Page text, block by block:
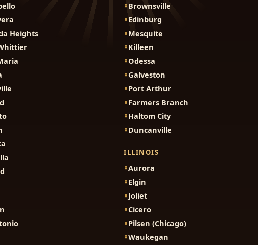
Heights
Brownsville
Edinburg
Mesquite
Killeen
Odessa
Galveston
Port Arthur
Farmers Branch
Haltom City
Duncanville
ILLINOIS
Aurora
Elgin
Joliet
Cicero
Pilsen (Chicago)
Waukegan